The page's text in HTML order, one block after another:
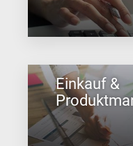
Einkauf &